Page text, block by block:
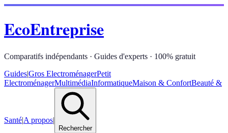
EcoEntreprise
Comparatifs indépendants · Guides d'experts · 100% gratuit
Guides|Gros ElectroménagerPetit
ElectroménagerMultimédiaInformatiqueMaison & ConfortBeauté &
Santé|A propos|
Rechercher